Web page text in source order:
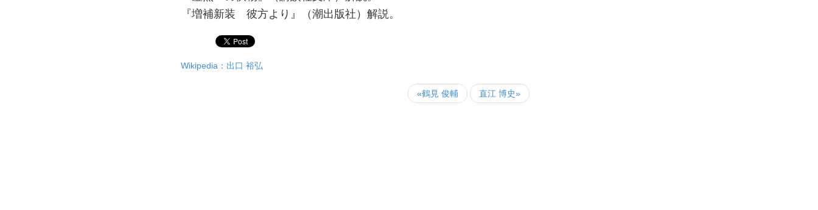
『増補新装 彼方より』（潮出版社）解説。
Wikipedia：出口 裕弘
«鶴見 俊輔 直江 博史»